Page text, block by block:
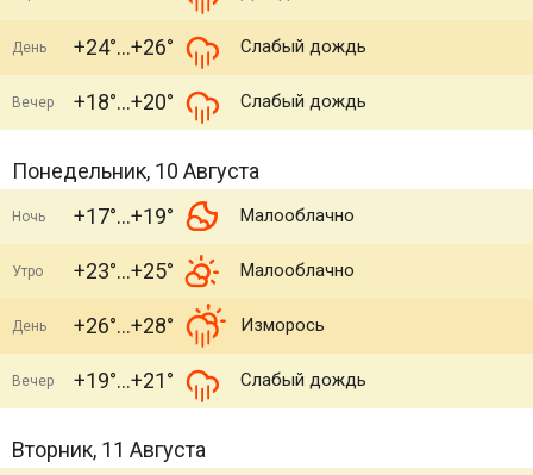
День +24° +26° Слабый дождь
Вечер +18° +20° Слабый дождь
Понедельник, 10 Августа
Ночь +17° +19° Малооблачно
Утро +23° +25° Малооблачно
День +26° +28° Изморось
Вечер +19° +21° Слабый дождь
Вторник, 11 Августа